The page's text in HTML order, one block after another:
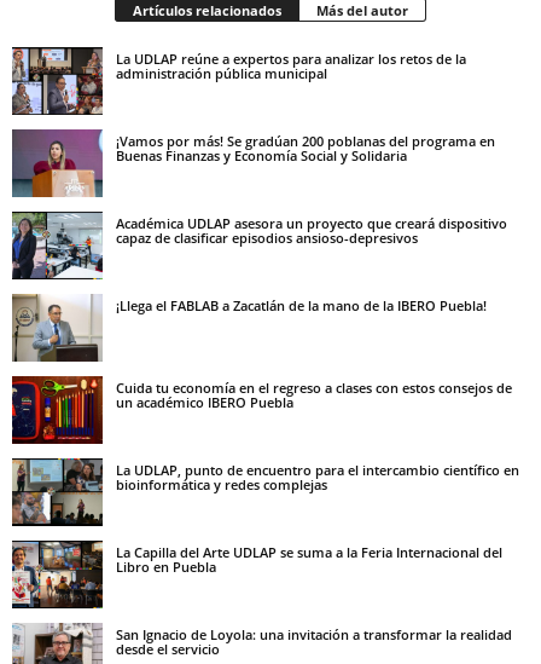
Artículos relacionados Más del autor
La UDLAP reúne a expertos para analizar los retos de la
administración pública municipal
¡Vamos por más! Se gradúan 200 poblanas del programa en
Buenas Finanzas y Economía Social y Solidaria
Académica UDLAP asesora un proyecto que creará dispositivo
capaz de clasificar episodios ansioso-depresivos
¡Llega el FABLAB a Zacatlán de la mano de la IBERO Puebla!
Cuida tu economía en el regreso a clases con estos consejos de
un académico IBERO Puebla
La UDLAP, punto de encuentro para el intercambio científico en
bioinformática y redes complejas
La Capilla del Arte UDLAP se suma a la Feria Internacional del
Libro en Puebla
San Ignacio de Loyola: una invitación a transformar la realidad
desde el servicio